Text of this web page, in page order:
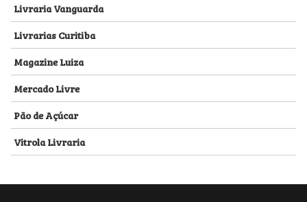
Livraria Vanguarda
Livrarias Curitiba
Magazine Luiza
Mercado Livre
Pão de Açúcar
Vitrola Livraria